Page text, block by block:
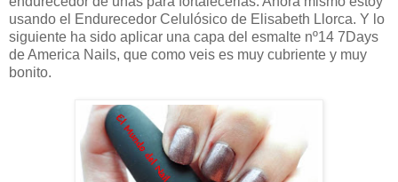
usando el Endurecedor Celulósico de Elisabeth Llorca. Y lo
siguiente ha sido aplicar una capa del esmalte nº14 7Days
de America Nails, que como veis es muy cubriente y muy
bonito.